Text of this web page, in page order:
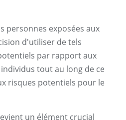
personnes exposées aux
d'utiliser de tels
par rapport aux
tout au long de ce
risques potentiels pour le
un élément crucial